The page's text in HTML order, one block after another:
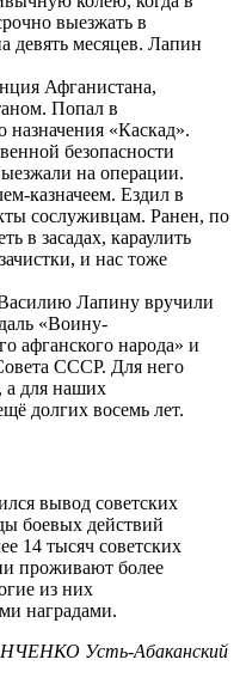
выезжать в
девять месяцев. Лапин
Афганистана,
Попал в
назначения «Каскад».
безопасности
на операции.
казначеем. Ездил в
сослуживцам. Ранен, по
в засадах, караулить
и нас тоже
Лапину вручили
«Воину-
афганского народа» и
СССР. Для него
а для наших
долгих восемь лет.
вывод советских
боевых действий
14 тысяч советских
проживают более
из них
наградами.
Усть-Абаканский